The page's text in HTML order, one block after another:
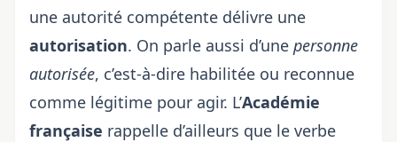
une autorité compétente délivre une
autorisation. On parle aussi d’une personne
autorisée, c’est-à-dire habilitée ou reconnue
comme légitime pour agir. L’Académie
française rappelle d’ailleurs que le verbe